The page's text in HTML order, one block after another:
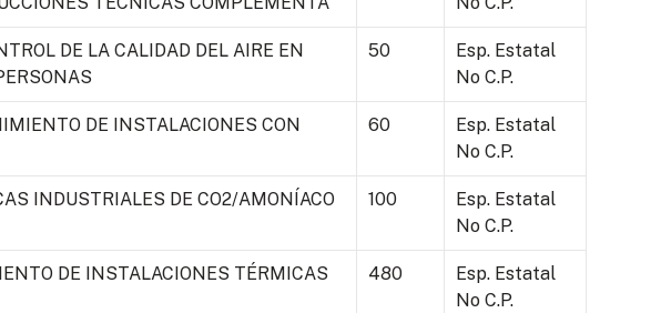
DE LA CALIDAD DEL AIRE EN
50
Esp. Estatal
No C.P.
DE INSTALACIONES CON
60
Esp. Estatal
No C.P.
INDUSTRIALES DE CO2/AMONÍACO 100
Esp. Estatal
No C.P.
DE INSTALACIONES TÉRMICAS
480
Esp. Estatal
No C.P.